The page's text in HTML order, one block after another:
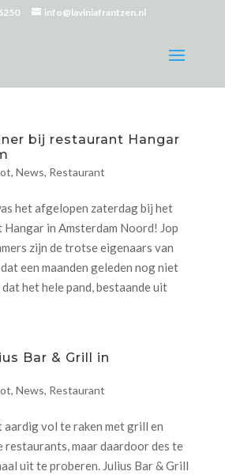
info@laviniafrantzen.nl
bij restaurant Hangar
, News, Restaurant
het afgelopen zaterdag bij het
in Amsterdam Noord! Jop
zijn de trotse eigenaars van
een maanden geleden nog niet
het hele pand, bestaande uit
Bar & Grill in
, News, Restaurant
aardig vol te raken met grill en
restaurants, maar daardoor des te
uit te proberen. Julius Bar & Grill